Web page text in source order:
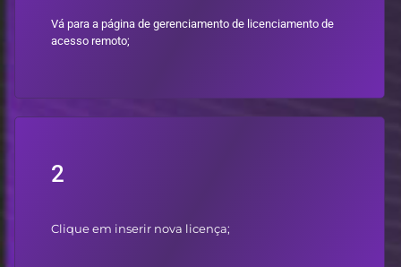
Vá para a página de gerenciamento de licenciamento de
acesso remoto;
2
Clique em inserir nova licença;